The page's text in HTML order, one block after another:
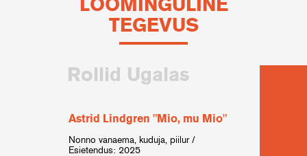
LOOMINGULINE
TEGEVUS
Rollid Ugalas
Astrid Lindgren "Mio, mu Mio"
Nonno vanaema, kuduja, piilur /
Esietendus: 2025